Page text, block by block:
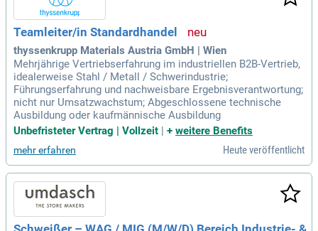
Teamleiter/in Standardhandel
thyssenkrupp Materials Austria GmbH | Wien
Mehrjährige Vertriebserfahrung im industriellen B2B-Vertrieb,
idealerweise Stahl / Metall / Schwerindustrie;
Führungserfahrung und nachweisbare Ergebnisverantwortung;
nicht nur Umsatzwachstum; Abgeschlossene technische
Ausbildung oder kaufmännische Ausbildung
Unbefristeter Vertrag | Vollzeit | + weitere Benefits
mehr erfahren Heute veröffentlicht